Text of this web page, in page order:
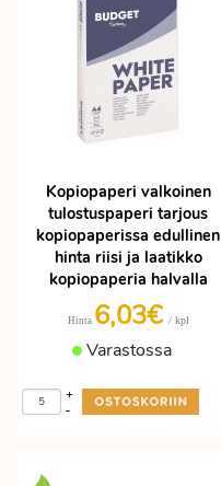
Kopiopaperi valkoinen
tulostuspaperi tarjous
kopiopaperissa edullinen
hinta riisi ja laatikko
kopiopaperia halvalla
Hinta 6,03€ / kpl
Varastossa
-
+